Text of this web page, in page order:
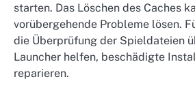
starten. Das Löschen des Caches
vorübergehende Probleme lösen.
die Überprüfung der Spieldateien
Launcher helfen, beschädigte
reparieren.